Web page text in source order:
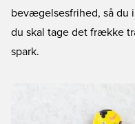
bevægelsesfrihed, så du
du skal tage det frække
spark.